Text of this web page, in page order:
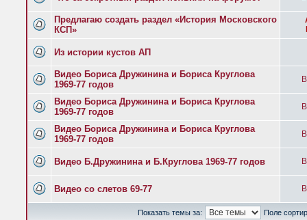
Предлагаю создать раздел «История Московского
КСП»
Из истории кустов АП
Видео Бориса Дружинина и Бориса Круглова
1969-77 годов
Видео Бориса Дружинина и Бориса Круглова
1969-77 годов
Видео Бориса Дружинина и Бориса Круглова
1969-77 годов
Видео Б.Дружинина и Б.Круглова 1969-77 годов
Видео со слетов 69-77
Показать темы за: Поле